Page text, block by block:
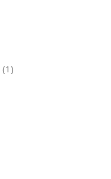
(1)